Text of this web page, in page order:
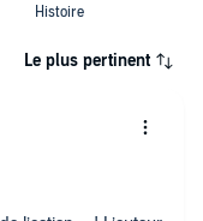
Le plus pertinent